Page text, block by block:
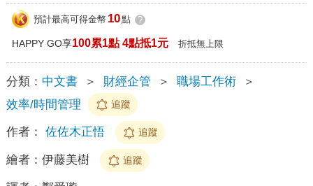
預計最高可得金幣 10點 ?
HAPPY GO享100累1點 4點抵1元 折抵無上限
分類： 中文書 ＞ 財經企管 ＞ 職場工作術
＞
效率/時間管理
追蹤
作者： 佐佐木正悟 追蹤
繪者： 伊藤美樹 追蹤